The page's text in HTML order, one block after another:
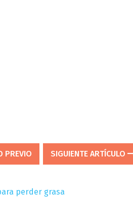
PREVIO SIGUIENTE ARTÍCULO
perder grasa